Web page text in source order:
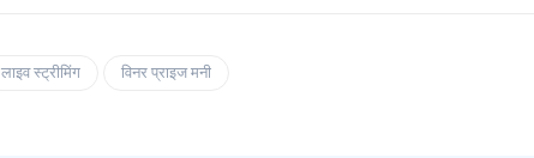
लाइव स्ट्रीमिंग विनर प्राइज मनी